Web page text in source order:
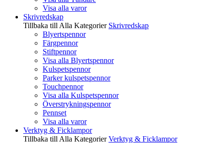
Visa alla varor
Skrivredskap
Tillbaka till Alla Kategorier Skrivredskap
Blyertspennor
Färgpennor
Stiftpennor
Visa alla Blyertspennor
Kulspetspennor
Parker kulspetspennor
Touchpennor
Visa alla Kulspetspennor
Överstrykningspennor
Pennset
Visa alla varor
Verktyg & Ficklampor
Tillbaka till Alla Kategorier Verktyg & Ficklampor